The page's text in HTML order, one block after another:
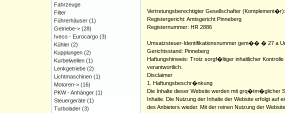
Vertretungsberechtigter Gesellschafter
Registergericht: Amtsgericht Pinneberg
Registernummer: HR 2886
Umsatzsteuer-Identifikationsnummer gem�� � 27 a
Gerichtsstand: Pinneberg
Haftungshinweis: Trotz sorgf�ltiger inhaltlicher
verantwortlich.
Disclaimer
1. Haftungsbeschr�nkung
Die Inhalte dieser Website werden mit grq�tm�glicher
Inhalte. Die Nutzung der Inhalte der Website erfolgt auf
des Anbieters wieder. Mit der reinen Nutzung der
Fahrzeuge
Filter
Führerhäuser (1)
Getriebe-> (28)
Iveco - Eurocargo (3)
Kühler (2)
Kupplungen (2)
Kurbelwellen (1)
Lenkgetriebe (2)
Lichtmaschinen (1)
Motoren-> (16)
PKW - Anhänger (1)
Steuergeräte (1)
Turbolader (3)